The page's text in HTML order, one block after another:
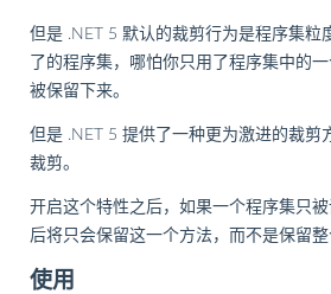
但是 .NET 5 默认的裁剪行为是程序集粒
了的程序集，哪怕你只用了程序集中的
被保留下来。
但是 .NET 5 提供了一种更为激进的裁剪
裁剪。
开启这个特性之后，如果一个程序集只
后将只会保留这一个方法，而不是保留整
使用